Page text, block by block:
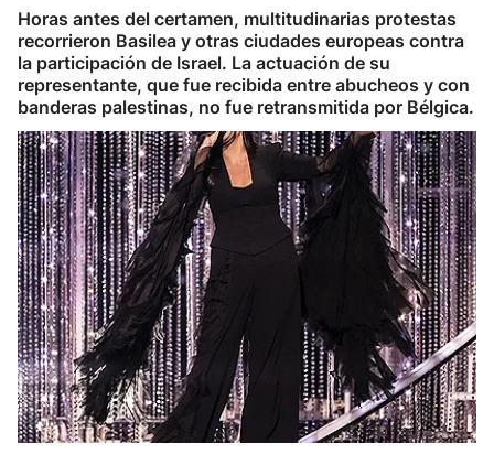
Horas antes del certamen, multitudinarias protestas
recorrieron Basilea y otras ciudades europeas contra
la participación de Israel. La actuación de su
representante, que fue recibida entre abucheos y con
banderas palestinas, no fue retransmitida por Bélgica.